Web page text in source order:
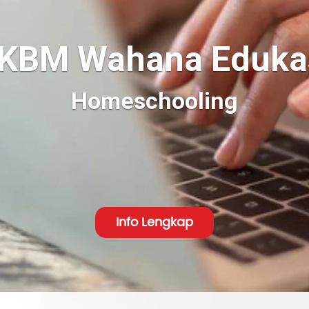
Wahana
Online School
Info Lengkap